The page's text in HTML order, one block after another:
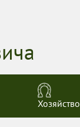
Хозяйство